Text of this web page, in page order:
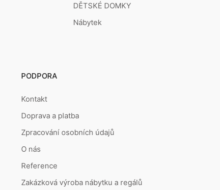
DĚTSKÉ DOMKY
Nábytek
PODPORA
Kontakt
Doprava a platba
Zpracování osobních údajů
O nás
Reference
Zakázková výroba nábytku a regálů